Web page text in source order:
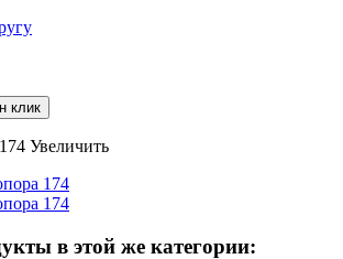
Увеличить
в этой же категории: